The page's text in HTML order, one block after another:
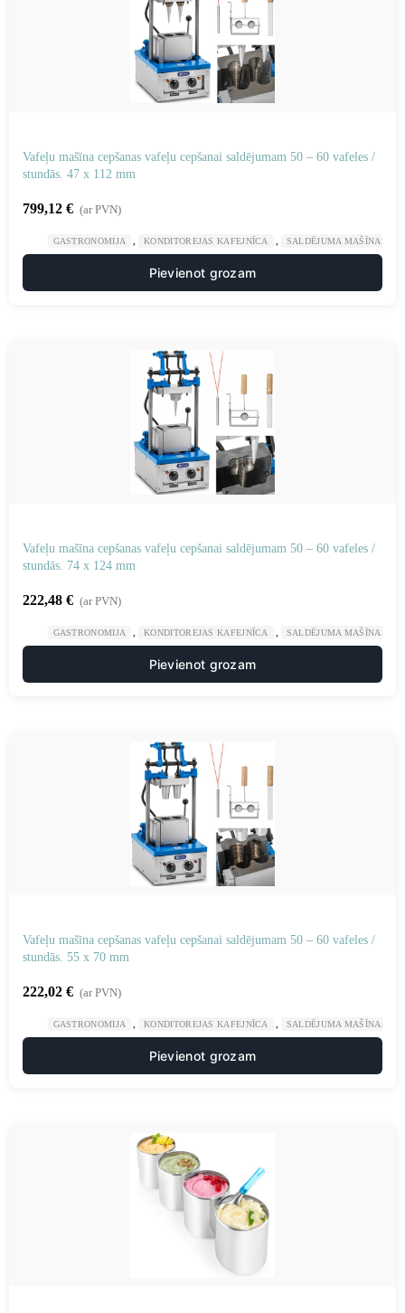
Vafeļu mašīna cepšanas vafeļu cepšanai saldējumam 50 – 60 vafeles /
stundās. 47 x 112 mm
799,12 € (ar PVN)
GASTRONOMIJA KONDITOREJAS KAFEJNĪCA SALDĒJUMA MAŠĪNAS
Pievienot grozam
Vafeļu mašīna cepšanas vafeļu cepšanai saldējumam 50 – 60 vafeles /
stundās. 74 x 124 mm
222,48 € (ar PVN)
GASTRONOMIJA KONDITOREJAS KAFEJNĪCA SALDĒJUMA MAŠĪNAS
Pievienot grozam
Vafeļu mašīna cepšanas vafeļu cepšanai saldējumam 50 – 60 vafeles /
stundās. 55 x 70 mm
222,02 € (ar PVN)
GASTRONOMIJA KONDITOREJAS KAFEJNĪCA SALDĒJUMA MAŠĪNAS
Pievienot grozam